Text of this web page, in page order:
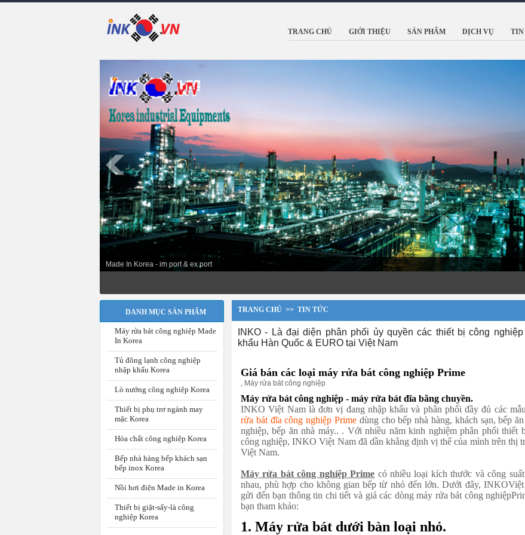
TRANG CHỦ GIỚI THIỆU SẢN PHẨM DỊCH VỤ TIN
Made In Korea - im port & ex port
DANH MỤC SẢN PHẨM
Máy rửa bát công nghiệp Made
In Korea
Tủ đông lạnh công nghiệp
nhập khẩu Korea
Lò nướng công nghiệp Korea
Thiết bị phụ trơ ngành may
mặc Korea
Hóa chất công nghiệp Korea
Bếp nhà hàng bếp khách sạn
bếp inox Korea
Nồi hơi điện Made in Korea
Thiết bị giặt-sấy-là công
nghiệp Korea
TRANG CHỦ >> TIN TỨC
INKO - Là đại diện phân phối ủy quyền các thiết bị công
khẩu Hàn Quốc & EURO tại Việt Nam
Giá bán các loại máy rửa bát công nghiệp Prime
Máy rửa bát công nghiệp
Máy rửa bát công nghiệp - máy rửa bát đĩa băng chuyền.
INKO Việt Nam là đơn vị đang nhập khẩu và phân phối đầy đủ các mẫu
rửa bát đĩa công nghiệp Prime dùng cho bếp nhà hàng, khách sạn, bếp
nghiệp, bếp ăn nhà máy.. . Với nhiều năm kinh nghiệm phân phối thiết
công nghiệp, INKO Việt Nam đã dần khẳng định vị thế của mình trên thị
Việt Nam.
Máy rửa bát công nghiệp Prime có nhiều loại kích thước và công
nhau, phù hợp cho không gian bếp từ nhỏ đến lớn. Dưới đây,
gửi đến bạn thông tin chi tiết và giá các dòng máy rửa bát công
bạn tham khảo:
1. Máy rửa bát dưới bàn loại nhỏ.